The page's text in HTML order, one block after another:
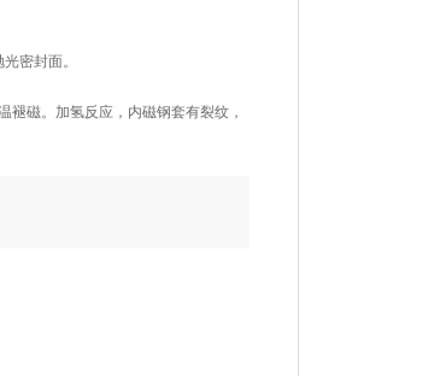
密封面。
磁。加氢反应，内磁钢套有裂纹，